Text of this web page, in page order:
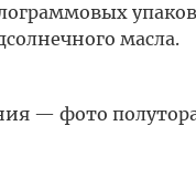
масла.
— фото